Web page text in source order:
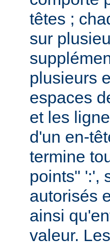
têtes ;
sur
plusieurs
espaces
et les
d'un en-
termine
points" ':',
autorisés
ainsi
valeur.